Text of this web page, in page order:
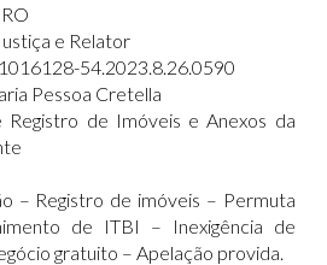
e Relator
54.2023.8.26.0590
Pessoa Cretella
de Imóveis e Anexos da
– Registro de imóveis – Permuta
de ITBI – Inexigência de
gratuito – Apelação provida.